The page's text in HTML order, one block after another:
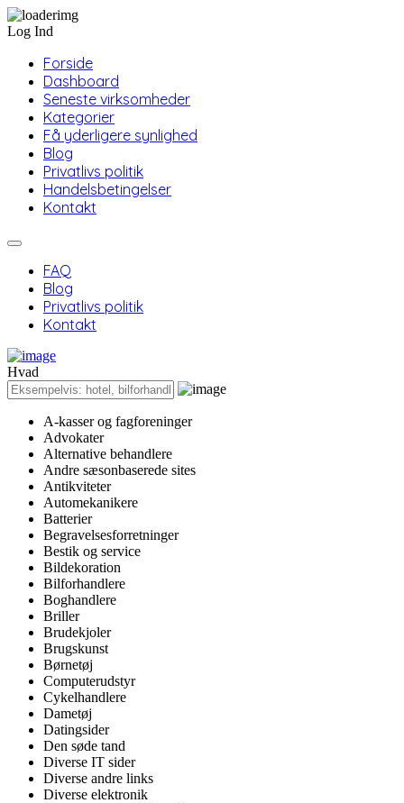
Log Ind
Forside
Dashboard
Seneste virksomheder
Kategorier
Få yderligere synlighed
Blog
Privatlivs politik
Handelsbetingelser
Kontakt
FAQ
Blog
Privatlivs politik
Kontakt
Hvad
A-kasser og fagforeninger
Advokater
Alternative behandlere
Andre sæsonbaserede sites
Antikviteter
Automekanikere
Batterier
Begravelsesforretninger
Bestik og service
Bildekoration
Bilforhandlere
Boghandlere
Briller
Brudekjoler
Brugskunst
Børnetøj
Computerudstyr
Cykelhandlere
Dametøj
Datingsider
Den søde tand
Diverse IT sider
Diverse andre links
Diverse elektronik